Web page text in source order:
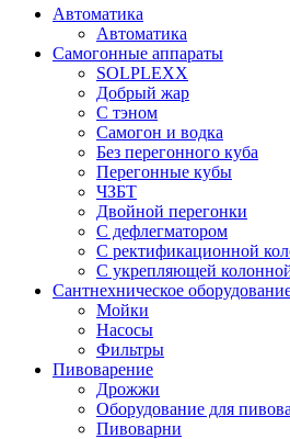
Автоматика
Автоматика
Самогонные аппараты
SOLPLEXX
Добрый жар
С тэном
Самогон и водка
Без перегонного куба
Перегонные кубы
ЧЗБТ
Двойной перегонки
С дефлегматором
С ректификационной
С укрепляющей
Сантнехническое
Мойки
Насосы
Фильтры
Пивоварение
Дрожжи
Оборудование для
Пивоварни